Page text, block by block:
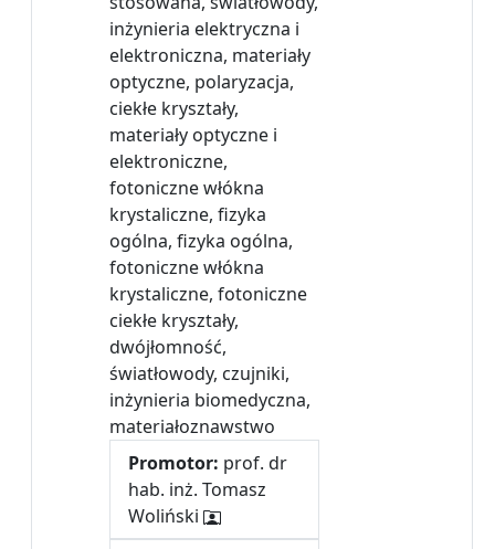
inżynieria elektryczna i
elektroniczna, materiały
optyczne, polaryzacja,
ciekłe kryształy,
materiały optyczne i
elektroniczne,
fotoniczne włókna
krystaliczne, fizyka
ogólna, fizyka ogólna,
fotoniczne włókna
krystaliczne, fotoniczne
ciekłe kryształy,
dwójłomność,
światłowody, czujniki,
inżynieria biomedyczna,
materiałoznawstwo
Promotor: prof. dr
hab. inż. Tomasz
Woliński